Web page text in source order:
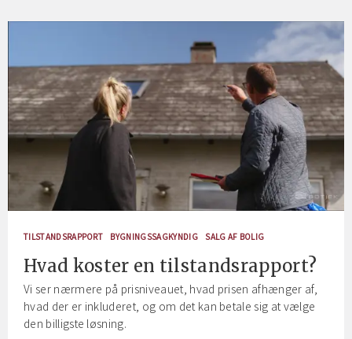
TILSTANDSRAPPORT BYGNINGSSAGKYNDIG SALG AF BOLIG
Hvad koster en tilstandsrapport?
Vi ser nærmere på prisniveauet, hvad prisen afhænger af,
hvad der er inkluderet, og om det kan betale sig at vælge
den billigste løsning.